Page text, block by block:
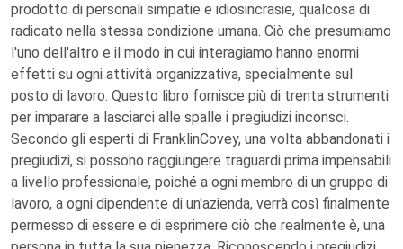
prodotto di personali simpatie e idiosincrasie, qualcosa di
radicato nella stessa condizione umana. Ciò che presumiamo
l'uno dell'altro e il modo in cui interagiamo hanno enormi
effetti su ogni attività organizzativa, specialmente sul
posto di lavoro. Questo libro fornisce più di trenta strumenti
per imparare a lasciarci alle spalle i pregiudizi inconsci.
Secondo gli esperti di FranklinCovey, una volta abbandonati i
pregiudizi, si possono raggiungere traguardi prima impensabili
a livello professionale, poiché a ogni membro di un gruppo di
lavoro, a ogni dipendente di un'azienda, verrà così finalmente
permesso di essere e di esprimere ciò che realmente è, una